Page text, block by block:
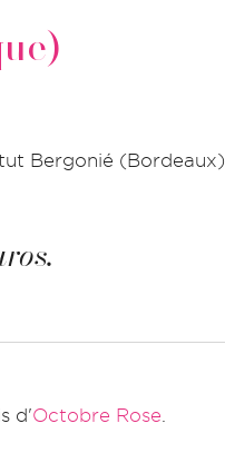
Bergonié (Bordeaux).
d'Octobre Rose